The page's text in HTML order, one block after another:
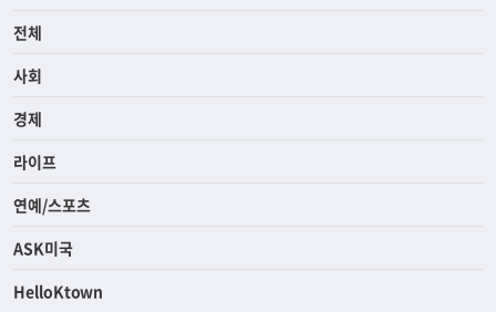
전체
사회
경제
라이프
연예/스포츠
ASK미국
HelloKtown